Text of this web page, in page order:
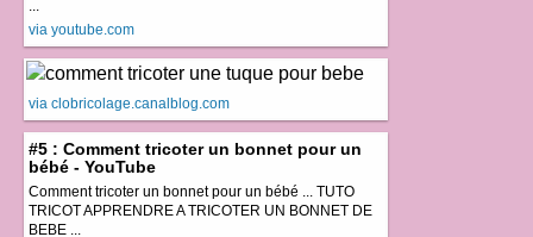
...
via youtube.com
via clobricolage.canalblog.com
#5 : Comment tricoter un bonnet pour un
bébé - YouTube
Comment tricoter un bonnet pour un bébé ... TUTO
TRICOT APPRENDRE A TRICOTER UN BONNET DE
BEBE ...